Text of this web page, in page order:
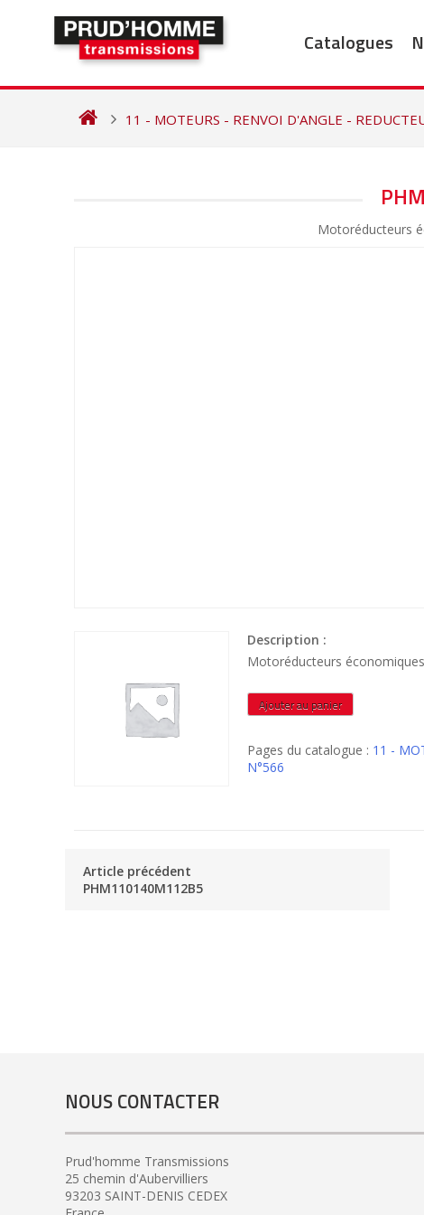
Catalogues
11 - MOTEURS - RENVOI D'ANGLE -
Motoréducteurs
Description :
Motoréducteurs
quantité
de
Ajouter au panier
Pages du catalogue : 11 -
N°566
Article précédent
PHM110140M112B5
NOUS CONTACTER
Prud'homme Transmissions
25 chemin d'Aubervilliers
93203 SAINT-DENIS CEDEX